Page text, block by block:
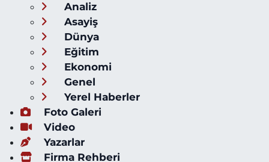
Analiz
Asayiş
Dünya
Eğitim
Ekonomi
Genel
Yerel Haberler
Foto Galeri
Video
Yazarlar
Firma Rehberi